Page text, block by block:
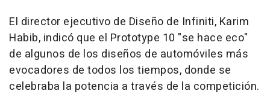
El director ejecutivo de Diseño de Infiniti, Karim
Habib, indicó que el Prototype 10 "se hace eco"
de algunos de los diseños de automóviles más
evocadores de todos los tiempos, donde se
celebraba la potencia a través de la competición.